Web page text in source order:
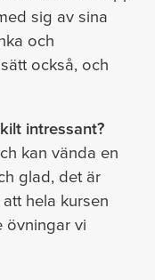
sig av sina
och
också, och
intressant?
kan vända en
glad, det är
hela kursen
övningar vi